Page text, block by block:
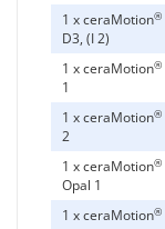
1 x ceraMotion®
D3, (I 2)
1 x ceraMotion®
1
1 x ceraMotion®
2
1 x ceraMotion®
Opal 1
1 x ceraMotion®